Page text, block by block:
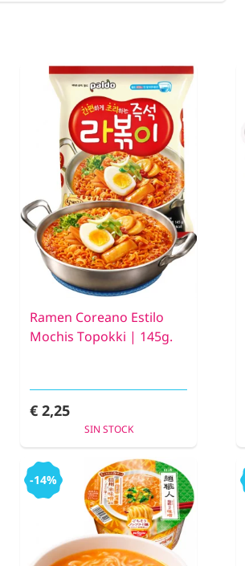
Ramen Coreano Estilo
Mochis Topokki | 145g.
€ 2,25
SIN STOCK
-14%